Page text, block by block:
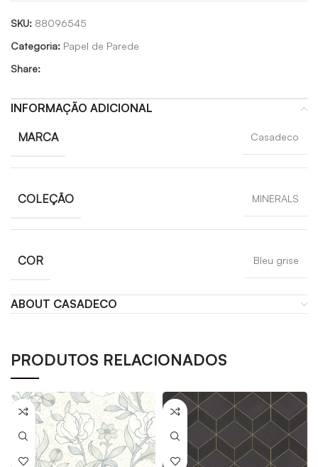
SKU: 88096545
Categoria: Papel de Parede
Share:
INFORMAÇÃO ADICIONAL
MARCA Casadeco
COLEÇÃO MINERALS
COR Bleu grise
ABOUT CASADECO
PRODUTOS RELACIONADOS